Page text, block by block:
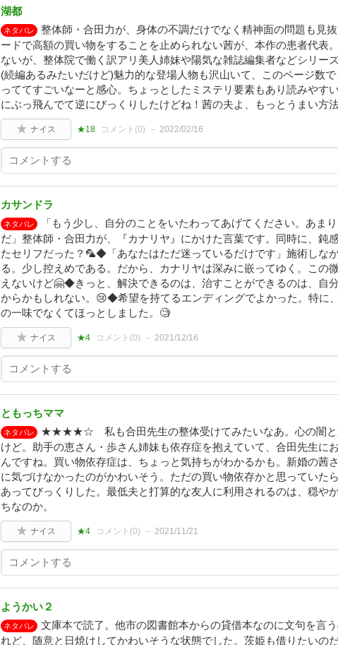
湖都
ネタバレ
整体師・合田力が、身体の不調だけでなく精神面の問題も見
ードで高額の買い物をすることを止められない茜が、本作の患者代表
ないが、整体院で働く訳アリ美人姉妹や陽気な雑誌編集者などシリー
(続編あるみたいだけど)魅力的な登場人物も沢山いて、このページ数
っててすごいなーと感心。ちょっとしたミステリ要素もあり読みやす
にぶっ飛んでて逆にびっくりしたけどね！茜の夫よ、もっとうまい方
ナイス ★18 コメント(0) 2022/02/16
カサンドラ
ネタバレ
「もう少し、自分のことをいたわってあげてください。あま
だ」整体師・合田力が、『カナリヤ』にかけた言葉です。同時に、鈍
たセリフだった？🦜◆「あなたはただ迷っているだけです」施術しな
る。少し控えめである。だから、カナリヤは深みに嵌ってゆく。この
えないけど🤗◆きっと、解決できるのは、治すことができるのは、自
からかもしれない。😢◆希望を持てるエンディングでよかった。特に
の一味でなくてほっとしました。🧐
ナイス ★4 コメント(0) 2021/12/16
ともっちママ
ネタバレ
★★★★☆ 私も合田先生の整体受けてみたいなあ。心の闇と
けど。助手の恵さん・歩さん姉妹も依存症を抱えていて、合田先生に
んですね。買い物依存症は、ちょっと気持ちがわかるかも。新婚の茜
に気づけなかったのがかわいそう。ただの買い物依存かと思っていた
あってびっくりした。最低夫と打算的な友人に利用されるのは、穏や
ちなのか。
ナイス ★4 コメント(0) 2021/11/21
ようかい２
ネタバレ
文庫本で読了。他市の図書館本からの貸借本なのに文句を言
れど、随意と日焼けしてかわいそうな状態でした。茨姫も借りたいの